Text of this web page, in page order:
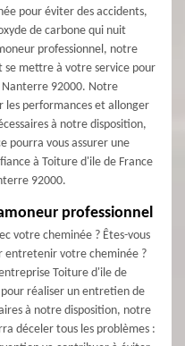
pour éviter des accidents,
de carbone qui nuit
professionnel, notre
se mettre à votre service pour
92000. Notre
performances et allonger
à notre disposition,
pourra vous assurer une
à Toiture d'ile de France
92000.
professionnel
votre cheminée ? Êtes-vous
entretenir votre cheminée ?
Toiture d'ile de
réaliser un entretien de
à notre disposition, notre
déceler tous les problèmes :